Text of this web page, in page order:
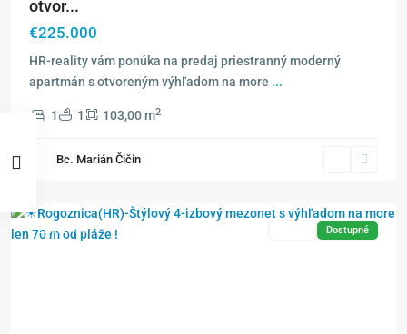
otvor...
€225.000
HR-reality vám ponúka na predaj priestranný moderný
apartmán s otvoreným výhľadom na more ...
1 1 103,00 m2
Bc. Marián Čičin
Exkluzívne Dostupné